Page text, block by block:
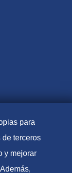
2021
para
terceros
y mejorar